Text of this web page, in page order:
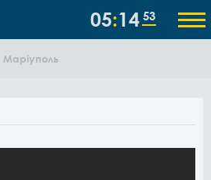
05 14 53
Маріуполь